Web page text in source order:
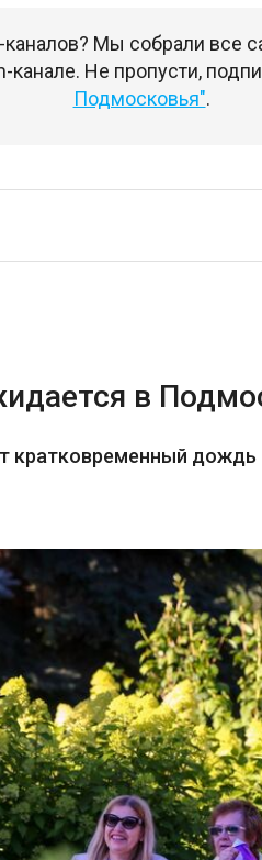
каналов? Мы собрали все
канале. Не пропусти,
Подмосковья".
в
кратковременный дождь